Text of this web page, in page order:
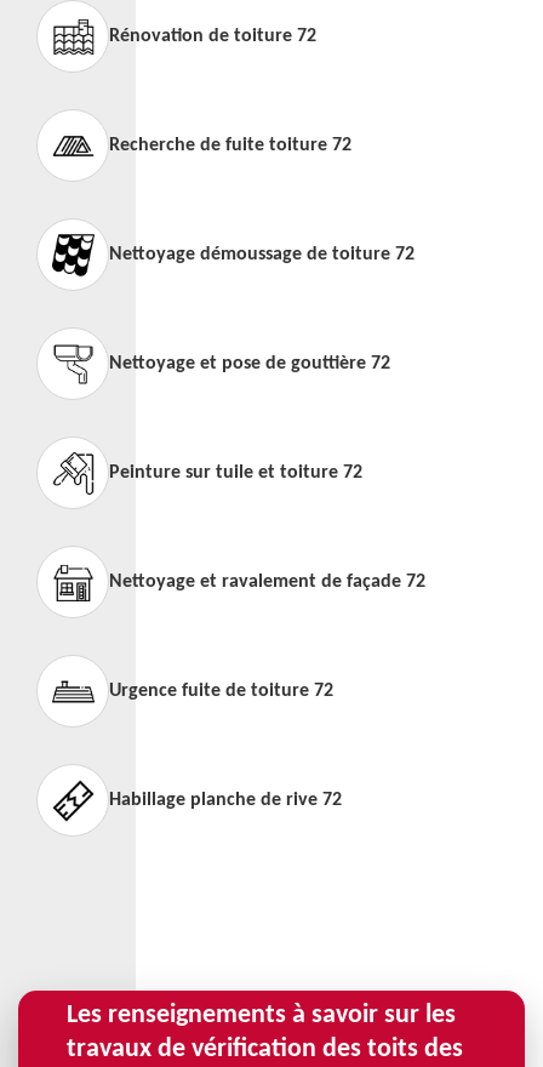
Rénovation de toiture 72
Recherche de fuite toiture 72
Nettoyage démoussage de toiture 72
Nettoyage et pose de gouttière 72
Peinture sur tuile et toiture 72
Nettoyage et ravalement de façade 72
Urgence fuite de toiture 72
Habillage planche de rive 72
Les renseignements à savoir sur les
travaux de vérification des toits des